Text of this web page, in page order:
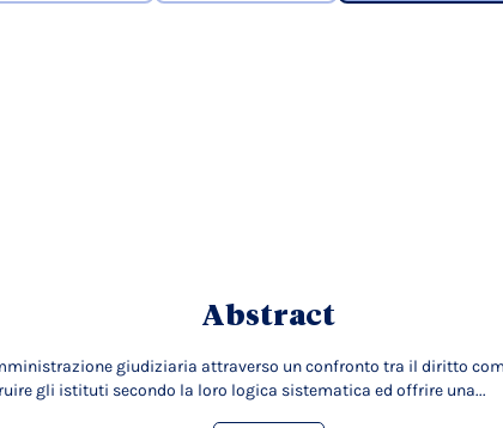
Abstract
giudiziaria attraverso un confronto tra il diritto
gli istituti secondo la loro logica sistematica ed offrire una...